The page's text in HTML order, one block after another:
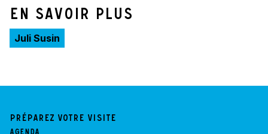
En savoir plus
Juli Susin
Préparez votre visite